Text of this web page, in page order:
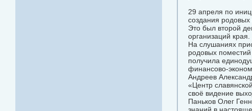
29 апреля по
создания родовых
Это был второй
организаций края.
На слушаниях
родовых
получила
финансово-
Андреев
«Центр
своё видение
Паньков Олег